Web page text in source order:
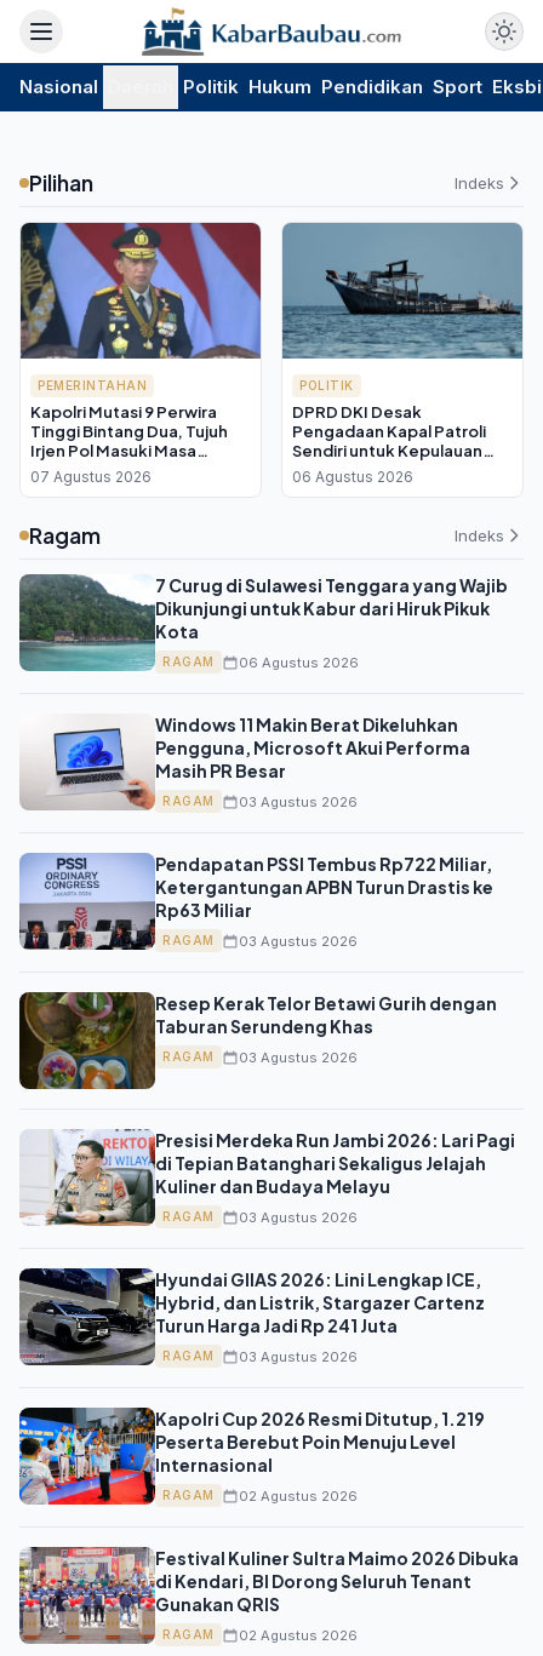
Nasional Politik Hukum Pendidikan Sport
Pilihan Indeks
PEMERINTAHAN
Kapolri Mutasi 9 Perwira
Tinggi Bintang Dua, Tujuh
Irjen Pol Masuki Masa
Pensiun
07 Agustus 2026
POLITIK
DPRD DKI Desak
Pengadaan Kapal Patroli
Sendiri untuk Kepulauan
Seribu, Pengawasan Laut
Masih Andalkan Pinjaman
06 Agustus 2026
Ragam Indeks
7 Curug di Sulawesi Tenggara yang Wajib
Dikunjungi untuk Kabur dari Hiruk Pikuk
Kota
RAGAM 06 Agustus 2026
Windows 11 Makin Berat Dikeluhkan
Pengguna, Microsoft Akui Performa
Masih PR Besar
RAGAM 03 Agustus 2026
Pendapatan PSSI Tembus Rp722 Miliar,
Ketergantungan APBN Turun Drastis ke
Rp63 Miliar
RAGAM 03 Agustus 2026
Resep Kerak Telor Betawi Gurih dengan
Taburan Serundeng Khas
RAGAM 03 Agustus 2026
Presisi Merdeka Run Jambi 2026: Lari Pagi
di Tepian Batanghari Sekaligus Jelajah
Kuliner dan Budaya Melayu
RAGAM 03 Agustus 2026
Hyundai GIIAS 2026: Lini Lengkap ICE,
Hybrid, dan Listrik, Stargazer Cartenz
Turun Harga Jadi Rp 241 Juta
RAGAM 03 Agustus 2026
Kapolri Cup 2026 Resmi Ditutup, 1.219
Peserta Berebut Poin Menuju Level
Internasional
RAGAM 02 Agustus 2026
Festival Kuliner Sultra Maimo 2026 Dibuka
di Kendari, BI Dorong Seluruh Tenant
Gunakan QRIS
RAGAM 02 Agustus 2026